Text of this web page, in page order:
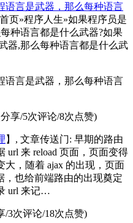
语言是武器，那么每种语言
首页»程序人生»如果程序员是
种语言都是什么武器?如果
器,那么每种语言都是什么武
享/5次评论/8次点赞)
】, 文章传送门: 早期的路由
url 来 reload 页面，页面变得
大，随着 ajax 的出现，页面
，也给前端路由的出现奠定
url 来记…
/3次评论/18次点赞)